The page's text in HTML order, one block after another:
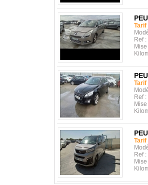
Ref :
Ref :
Tarif
Ref :